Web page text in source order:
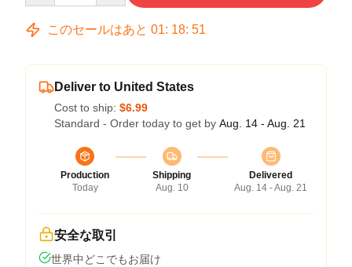
このセールはあと 01: 18: 51
Deliver to United States
Cost to ship: $6.99
Standard - Order today to get by Aug. 14 - Aug. 21
Production
Today
Shipping
Aug. 10
Delivered
Aug. 14 - Aug. 21
安全な取引
世界中どこでもお届け